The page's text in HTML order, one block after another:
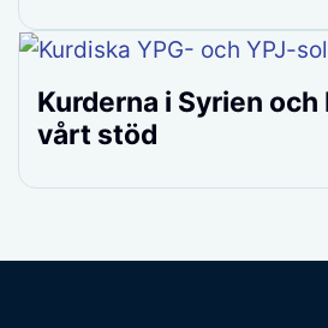
Kurderna i Syrien
vårt stöd